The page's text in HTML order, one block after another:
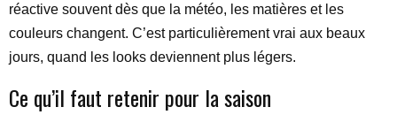
réactive souvent dès que la météo, les matières et les
couleurs changent. C’est particulièrement vrai aux beaux
jours, quand les looks deviennent plus légers.
Ce qu’il faut retenir pour la saison